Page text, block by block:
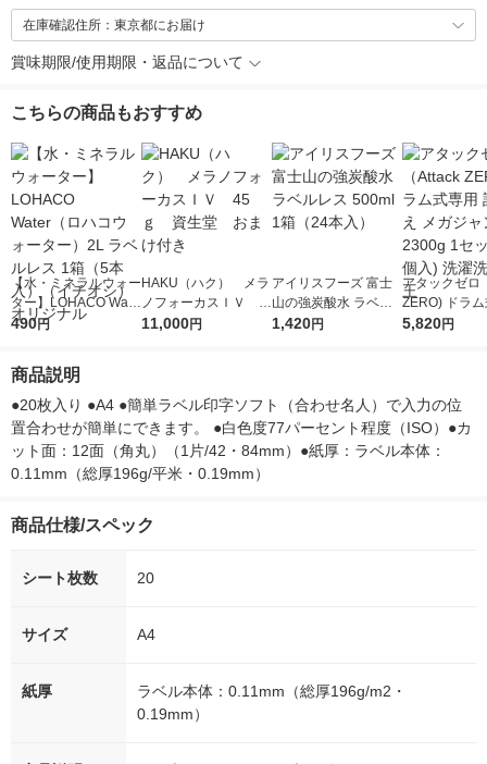
在庫確認住所：東京都にお届け
賞味期限/使用期限・返品について
こちらの商品もおすすめ
【水・ミネラルウォー
ター】LOHACO Wate
r（ロハコウォータ
シ） オリジナル
490円
HAKU（ハク） メラ
ノフォーカスＩＶ 4
5ｇ 資生堂 おまけ
11,000円
アイリスフーズ 富士
山の強炭酸水 ラベル
レス 500ml 1箱（24
1,420円
アタックゼロ
ZERO) ドラ
詰め替え メガ
5,820円
商品説明
●20枚入り ●A4 ●簡単ラベル印字ソフト（合わせ名人）で入力の位
置合わせが簡単にできます。 ●白色度77パーセント程度（ISO）●カ
ット面：12面（角丸）（1片/42・84mm）●紙厚：ラベル本体：
0.11mm（総厚196g/平米・0.19mm）
商品仕様/スペック
シート枚数 20
サイズ A4
紙厚
ラベル本体：0.11mm（総厚196g/m2・
0.19mm）